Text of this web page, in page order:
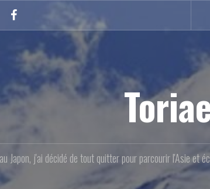
Japon, j'ai décidé de tout quitter pour parcourir l'Asie